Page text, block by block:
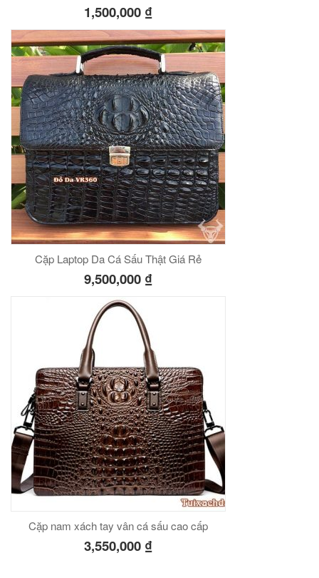
1,500,000 ₫
Cặp Laptop Da Cá Sấu Thật Giá Rẻ
9,500,000 ₫
Cặp nam xách tay vân cá sấu cao cấp
3,550,000 ₫